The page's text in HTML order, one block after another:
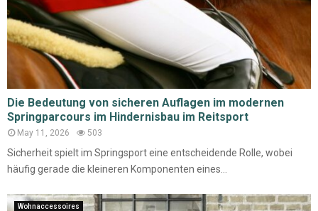
Die Bedeutung von sicheren Auflagen im modernen
Springparcours im Hindernisbau im Reitsport
May 11, 2026 503
Sicherheit spielt im Springsport eine entscheidende Rolle, wobei
häufig gerade die kleineren Komponenten eines...
Wohnaccessoires